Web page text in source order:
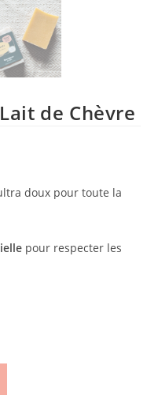
de Chèvre
doux pour toute la
pour respecter les